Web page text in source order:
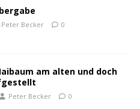
Peter Becker 0
am alten und doch
Peter Becker 0